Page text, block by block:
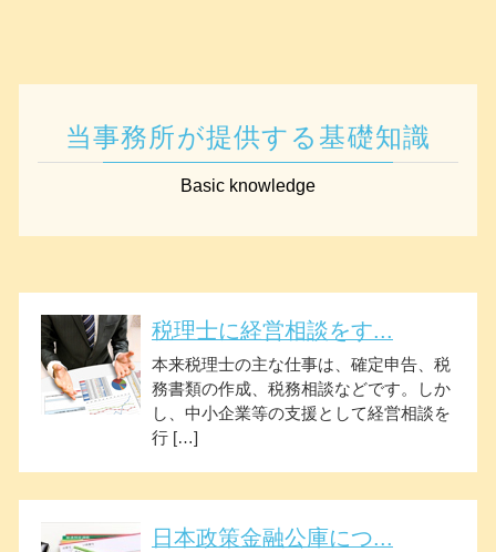
当事務所が提供する基礎知識
Basic knowledge
税理士に経営相談をす...
本来税理士の主な仕事は、確定申告、税
務書類の作成、税務相談などです。しか
し、中小企業等の支援として経営相談を
行 […]
日本政策金融公庫につ...